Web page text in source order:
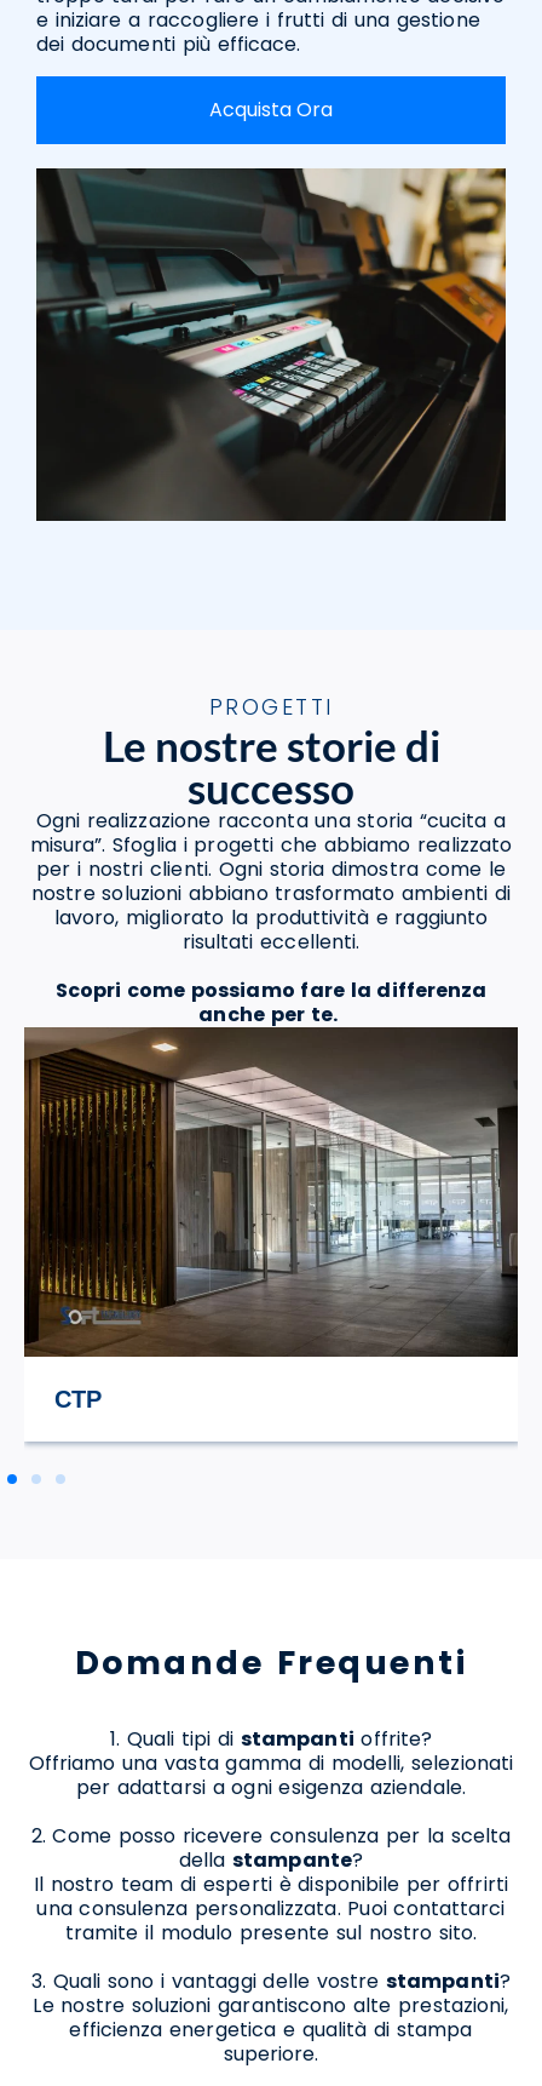
e iniziare a raccogliere i frutti di una gestione
dei documenti più efficace.
Acquista Ora
PROGETTI
Le nostre storie di
successo
Ogni realizzazione racconta una storia “cucita a
misura”. Sfoglia i progetti che abbiamo realizzato
per i nostri clienti. Ogni storia dimostra come le
nostre soluzioni abbiano trasformato ambienti di
lavoro, migliorato la produttività e raggiunto
risultati eccellenti.
Scopri come possiamo fare la differenza
anche per te.
STILE TV
Domande Frequenti
1. Quali tipi di stampanti offrite?
Offriamo una vasta gamma di modelli, selezionati
per adattarsi a ogni esigenza aziendale.
2. Come posso ricevere consulenza per la scelta
dellastampante?
Il nostro team di esperti è disponibile per offrirti
una consulenza personalizzata. Puoi contattarci
tramite il modulo presente sul nostro sito.
3. Quali sono i vantaggi delle vostre stampanti?
Le nostre soluzioni garantiscono alte prestazioni,
efficienza energetica e qualità di stampa
superiore.